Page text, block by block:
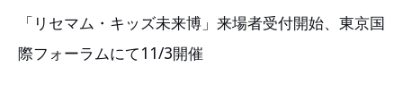
「リセマム・キッズ未来博」来場者受付開始、東京国
際フォーラムにて11/3開催